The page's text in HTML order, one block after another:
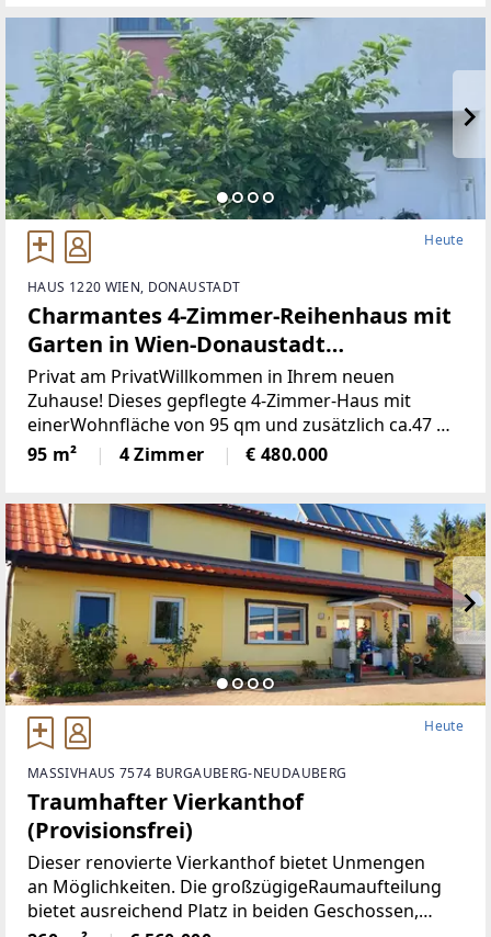
Heute
HAUS 1220 WIEN, DONAUSTADT
Charmantes 4-Zimmer-Reihenhaus mit
Garten in Wien-Donaustadt
(Provisionsfrei)
Privat am PrivatWillkommen in Ihrem neuen
Zuhause! Dieses gepflegte 4-Zimmer-Haus mit
einerWohnfläche von 95 qm und zusätzlich ca.47 m2
Keller einem großzügigen Grundstückvon 197 qm
bietet Ihnen und Ihrer Familie den idealen
95 m² 4 Zimmer € 480.000
Heute
MASSIVHAUS 7574 BURGAUBERG-NEUDAUBERG
Traumhafter Vierkanthof
(Provisionsfrei)
Dieser renovierte Vierkanthof bietet Unmengen
an Möglichkeiten. Die großzügigeRaumaufteilung
bietet ausreichend Platz in beiden Geschossen,